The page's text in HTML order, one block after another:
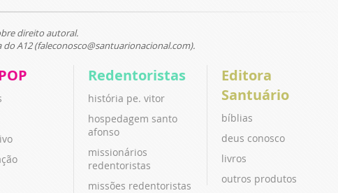
direito autoral.
A12 (faleconosco@santuarionacional.com).
Redentoristas
história pe. vitor
hospedagem santo
afonso
missionários
redentoristas
missões redentoristas
Editora
Santuário
bíblias
deus conosco
livros
outros produtos